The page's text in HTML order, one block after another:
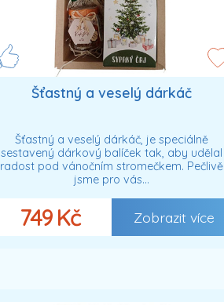
Šťastný a veselý dárkáč
Šťastný a veselý dárkáč, je speciálně
sestavený dárkový balíček tak, aby udělal
radost pod vánočním stromečkem. Pečlivě
jsme pro vás…
749 Kč Zobrazit více